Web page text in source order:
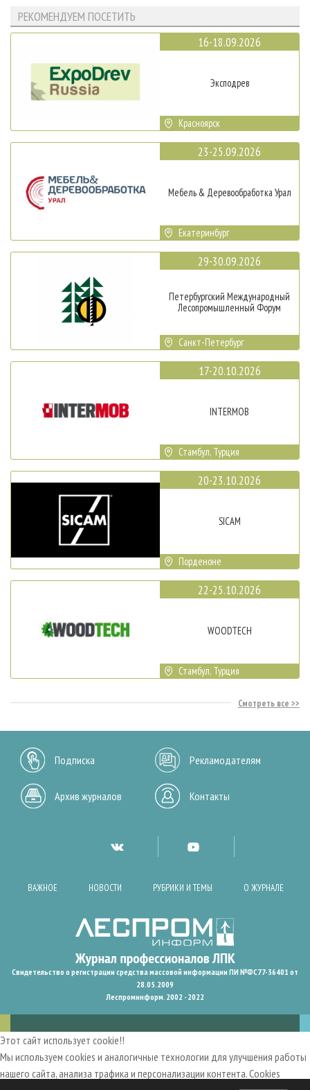
РЕКОМЕНДУЕМ ПОСЕТИТЬ
16-18.09.2026
Эксподрев
Красноярск
23-25.09.2026
Мебель & Деревообработка Урал
Екатеринбург
29-30.09.2026
Петербургский Международный
Лесопромышленный Форум
Санкт-Петербург
17-20.10.2026
INTERMOB
Стамбул, Турция
20-23.10.2026
SICAM
Порденоне
22-25.10.2026
WOODTECH
Стамбул, Турция
Смотреть все
Подписка Рекламодателям
Архив журналов Контакты
ВАЖНОЕ НОВОСТИ РУБРИКИ И ТЕМЫ О ЖУРНАЛЕ
Свидетельство о регистрации средства массовой информации ПИ №ФС77-36401 от
28.05.2009
Леспроминформ. 2002 - 2022
Этот сайт использует cookie!!
Мы используем cookies и аналогичные технологии для улучшения работы
нашего сайта, анализа трафика и персонализации контента. Cookies